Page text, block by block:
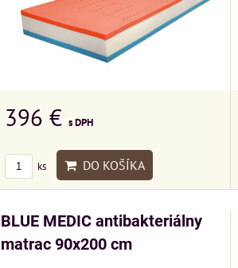
396 € s DPH
ks DO KOŠÍKA
BLUE MEDIC antibakteriálny
matrac 90x200 cm